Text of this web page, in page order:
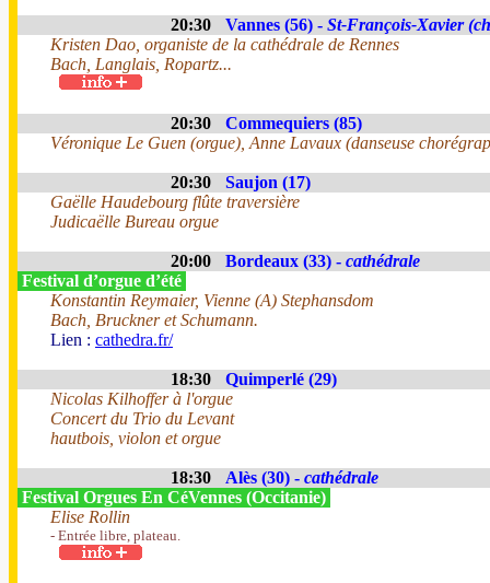
20:30 Vannes (56) - St-François-Xavier
Kristen Dao, organiste de la cathédrale de Rennes
Bach, Langlais, Ropartz...
20:30
Commequiers (85)
Véronique Le Guen (orgue), Anne Lavaux (danseuse
20:30
Saujon (17)
Gaëlle Haudebourg flûte traversière
Judicaëlle Bureau orgue
20:00 Bordeaux (33) - cathédrale
Festival d’orgue d’été
Konstantin Reymaier, Vienne (A) Stephansdom
Bach, Bruckner et Schumann.
Lien : cathedra.fr/
18:30
Quimperlé (29)
Nicolas Kilhoffer à l'orgue
Concert du Trio du Levant
hautbois, violon et orgue
18:30 Alès (30) - cathédrale
Festival Orgues En CéVennes (Occitanie)
Elise Rollin
- Entrée libre, plateau.